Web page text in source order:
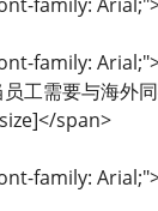
family:
工需要与海外
span>
family: